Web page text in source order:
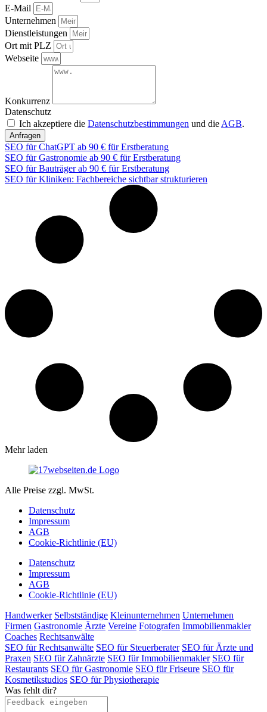
E-Mail
Unternehmen
Dienstleistungen
Ort mit PLZ
Webseite
Konkurrenz
Datenschutz
Ich akzeptiere die Datenschutzbestimmungen und die AGB.
Anfragen
SEO für ChatGPT ab 90 € für Erstberatung
SEO für Gastronomie ab 90 € für Erstberatung
SEO für Bauträger ab 90 € für Erstberatung
SEO für Kliniken: Fachbereiche sichtbar strukturieren
Mehr laden
Alle Preise zzgl. MwSt.
Datenschutz
Impressum
AGB
Cookie-Richtlinie (EU)
Datenschutz
Impressum
AGB
Cookie-Richtlinie (EU)
Handwerker Selbstständige Kleinunternehmen Unternehmen
Firmen Gastronomie Ärzte Vereine Fotografen Immobilienmakler
Coaches Rechtsanwälte
SEO für Rechtsanwälte SEO für Steuerberater SEO für Ärzte und
Praxen SEO für Zahnärzte SEO für Immobilienmakler SEO für
Restaurants SEO für Gastronomie SEO für Friseure SEO für
Kosmetikstudios SEO für Physiotherapie
Was fehlt dir?